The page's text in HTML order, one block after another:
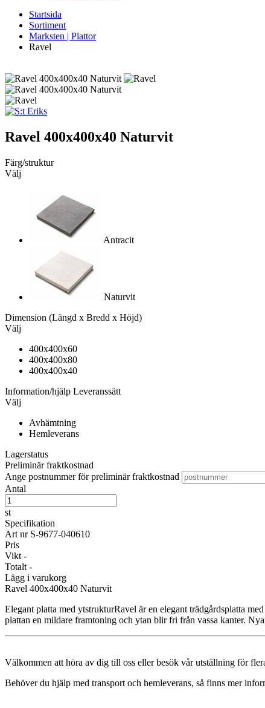
Startsida
Sortiment
Marksten | Plattor
Ravel
Ravel 400x400x40 Naturvit
Färg/struktur
Välj
Antracit
Naturvit
Dimension (Längd x Bredd x Höjd)
Välj
400x400x60
400x400x80
400x400x40
Information/hjälp Leveranssätt
Välj
Avhämtning
Hemleverans
Lagerstatus
Preliminär fraktkostnad
Ange postnummer för preliminär fraktkostnad
Antal
st
Specifikation
Art nr S-9677-040610
Pris
Vikt -
Totalt -
Lägg i varukorg
Ravel 400x400x40 Naturvit
Elegant platta med ytstrukturRavel är en elegant trädgårdsplatta
plattan en mildare framtoning och ytan blir fri från vassa kanter.
Välkommen att höra av dig till oss eller besök vår utställning för
Behöver du hjälp med transport och hemleverans, så finns mer